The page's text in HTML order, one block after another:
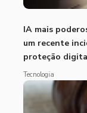
IA mais
um recente
proteção
Tecnologia